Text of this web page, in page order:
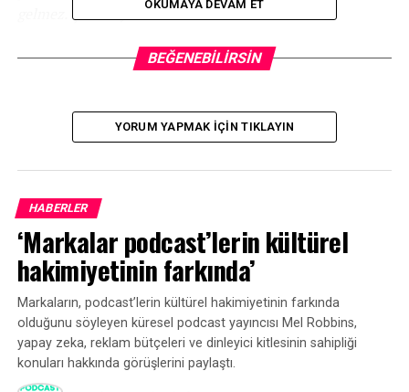
gelmez. Çok oluyor.”
Dahası,YouTube’un podcast yayıncılarını fon sağlayarak
teşvik ettiği bildiriliyor:
“Konunun özel olması nedeniyle kimliğinin
açıklanmasını istemeyen kişilere göre, şirket bireysel
bölümlerinin videoya alınmış versiyonlarını
yardımcı olabilir.”
Ve yakında, Podnews tarafından elde edilen slaytların
önerdiğigibi, YouTube, platformunda önce sesli
podcast’leri daha evde hissettirecek yeni özellikler
yayınlayabilir:
OKUMAYA DEVAM ET
BEĞENEBILIRSIN
YORUM YAPMAK IÇIN TIKLAYIN
HABERLER
‘Markalar podcast’lerin kültürel
hakimiyetinin farkında’
Markaların, podcast’lerin kültürel hakimiyetinin farkında
olduğunu söyleyen küresel podcast yayıncısı Mel Robbins,
yapay zeka, reklam bütçeleri ve dinleyici kitlesinin sahipliği
konuları hakkında görüşlerini paylaştı.